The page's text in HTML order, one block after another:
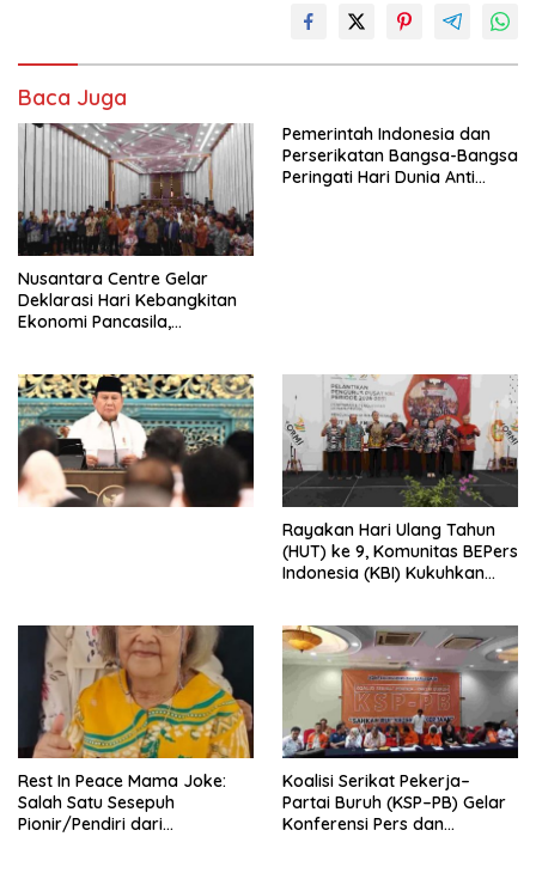
Baca Juga
Nusantara Centre Gelar
Deklarasi Hari Kebangkitan
Ekonomi Pancasila,
Penjajahan (Pergolakan
Ekonomi Politik Indonesia) &
Simposium Nasional “Urgensi
Undang-Undang
Perekonomian Nasional dan
Kesejahteraan Sosial dalam
Pemerintah Indonesia dan
Perserikatan Bangsa-Bangsa
Peringati Hari Dunia Anti
Rayakan Hari Ulang Tahun
(HUT) ke 9, Komunitas BEPers
Indonesia (KBI) Kukuhkan
Tema: “Penguatan dan
Pengembangan Organisasi
KBI yang Berbasis Riset di
seluruh Indonesia dan
Mancanegara”.
Rest In Peace Mama Joke:
Salah Satu Sesepuh
Pionir/Pendiri dari
Koalisi Serikat Pekerja–
Partai Buruh (KSP–PB) Gelar
Konferensi Pers dan